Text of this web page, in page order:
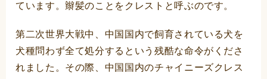
ています。辮髪のことをクレストと呼ぶのです。
第二次世界大戦中、中国国内で飼育されている犬を
犬種問わず全て処分するという残酷な命令がくださ
れました。その際、中国国内のチャイニーズクレス